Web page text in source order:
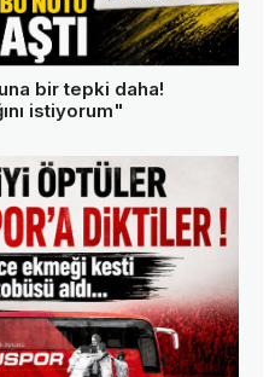
bir tepki daha!
istiyorum"